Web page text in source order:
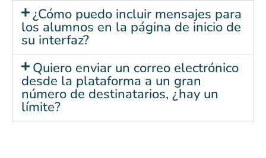
¿Cómo puedo incluir mensajes para
los alumnos en la página de inicio de
su interfaz?
Quiero enviar un correo electrónico
desde la plataforma a un gran
número de destinatarios, ¿hay un
límite?